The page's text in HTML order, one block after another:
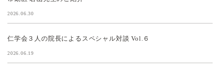
2026.06.30
仁学会３人の院長によるスペシャル対談 Vol.６
2026.06.19